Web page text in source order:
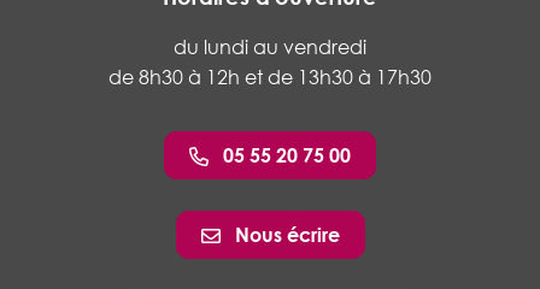
du lundi au vendredi
de 8h30 à 12h et de 13h30 à 17h30
05 55 20 75 00
Nous écrire